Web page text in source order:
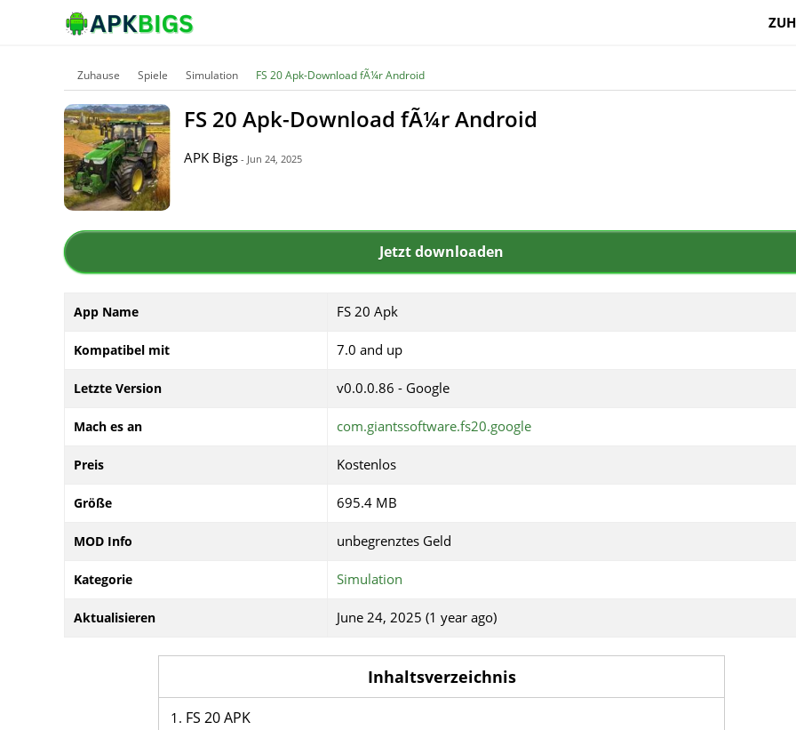
Zuhause Spiele Simulation FS 20 Apk-Download fÃ¼r Android
FS 20 Apk-Download fÃ¼r Android
APK Bigs - Jun 24, 2025
Jetzt downloaden
App Name FS 20 Apk
Kompatibel mit 7.0 and up
Letzte Version v0.0.0.86 - Google
Mach es an com.giantssoftware.fs20.google
Preis Kostenlos
Größe 695.4 MB
MOD Info unbegrenztes Geld
Kategorie Simulation
Aktualisieren June 24, 2025 (1 year ago)
Inhaltsverzeichnis
FS 20 APK